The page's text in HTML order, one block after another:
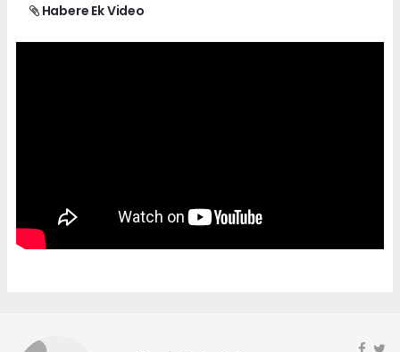
Habere Ek Video